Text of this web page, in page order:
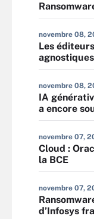
novembre 08,
Les
agnostiques
novembre 08,
IA
a encore
novembre 07,
Cloud :
la BCE
novembre 07,
d’Infosys